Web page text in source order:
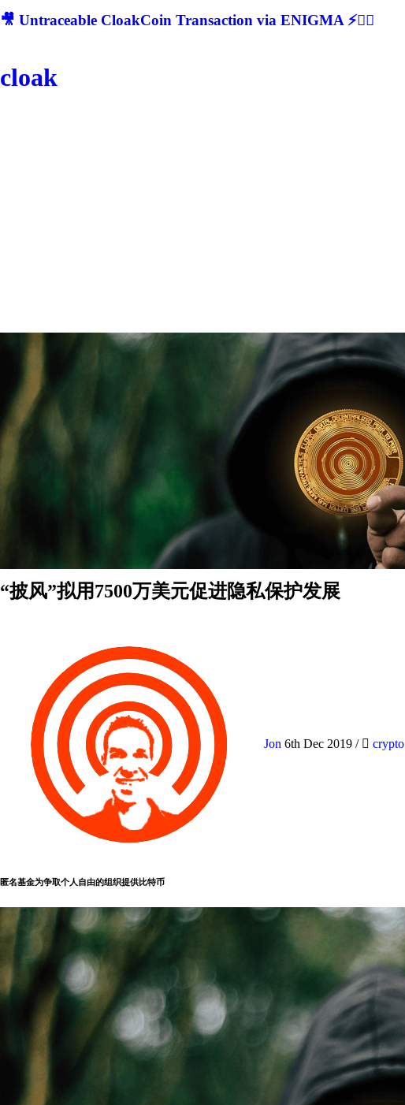
🎥 Untraceable CloakCoin Transaction via ENIGMA ⚡🕵‍♂
cloak
“披风”拟用7500万美元促进隐私保护发展
Jon 6th Dec 2019 / crypto
匿名基金为争取个人自由的组织提供比特币